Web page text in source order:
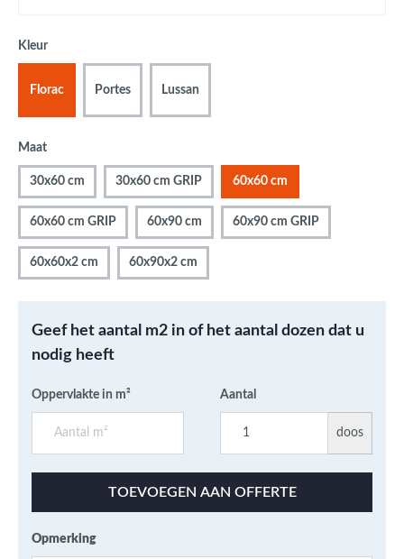
Kleur
Florac Portes Lussan
Maat
30x60 cm 30x60 cm GRIP 60x60 cm
60x60 cm GRIP 60x90 cm 60x90 cm GRIP
60x60x2 cm 60x90x2 cm
Geef het aantal m2 in of het aantal dozen dat u
nodig heeft
Oppervlakte in m² Aantal
doos
TOEVOEGEN AAN OFFERTE
Opmerking